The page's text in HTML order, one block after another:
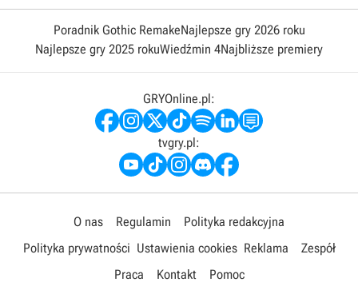
Poradnik Gothic RemakeNajlepsze gry 2026 roku
Najlepsze gry 2025 rokuWiedźmin 4Najbliższe premiery
GRYOnline.pl:
tvgry.pl:
O nas Regulamin
Polityka redakcyjna
Polityka prywatności Ustawienia cookies Reklama
Zespół
Praca
Kontakt Pomoc